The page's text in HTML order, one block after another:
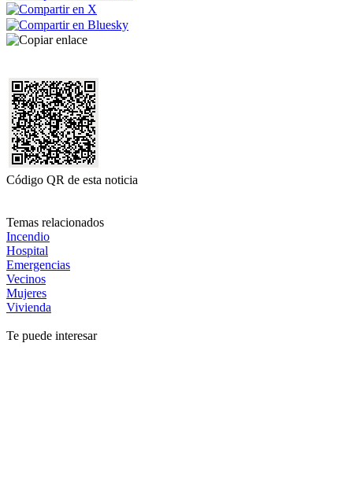
Código QR de esta noticia
Temas relacionados
Incendio
Hospital
Emergencias
Vecinos
Mujeres
Vivienda
Te puede interesar